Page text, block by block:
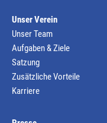
Unser Verein
Unser Team
Aufgaben & Ziele
Satzung
Zusätzliche Vorteile
Karriere